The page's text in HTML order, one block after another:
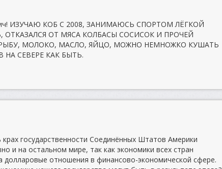
ИЗУЧАЮ КОБ С 2008, ЗАНИМАЮСЬ СПОРТОМ ЛЁГКОЙ
ОТ МЯСА КОЛБАСЫ СОСИСОК И ПРОЧЕЙ
МОЛОКО, МАСЛО, ЯЙЦО, МОЖНО НЕМНОЖКО КУШАТЬ
СЕВЕРЕ КАК БЫТЬ.
крах государственности Соединённых Штатов Америки
и на остальном мире, так как экономики всех стран
долларовые отношения в финансово-экономической сфере.